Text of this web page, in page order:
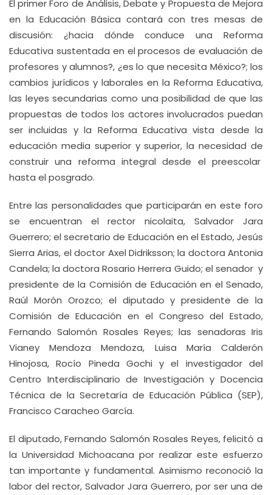
El primer Foro de Análisis, Debate y Propuesta de Mejora
en la Educación Básica contará con tres mesas de
discusión: ¿hacia dónde conduce una Reforma
Educativa sustentada en el procesos de evaluación de
profesores y alumnos?, ¿es lo que necesita México?; los
cambios jurídicos y laborales en la Reforma Educativa,
las leyes secundarias como una posibilidad de que las
propuestas de todos los actores involucrados puedan
ser incluidas y la Reforma Educativa vista desde la
educación media superior y superior, la necesidad de
construir una reforma integral desde el preescolar
hasta el posgrado.
Entre las personalidades que participarán en este foro
se encuentran el rector nicolaita, Salvador Jara
Guerrero; el secretario de Educación en el Estado, Jesús
Sierra Arias, el doctor Axel Didriksson; la doctora Antonia
Candela; la doctora Rosario Herrera Guido; el senador y
presidente de la Comisión de Educación en el Senado,
Raúl Morón Orozco; el diputado y presidente de la
Comisión de Educación en el Congreso del Estado,
Fernando Salomón Rosales Reyes; las senadoras Iris
Vianey Mendoza Mendoza, Luisa María Calderón
Hinojosa, Rocío Pineda Gochi y el investigador del
Centro Interdisciplinario de Investigación y Docencia
Técnica de la Secretaría de Educación Pública (SEP),
Francisco Caracheo García.
El diputado, Fernando Salomón Rosales Reyes, felicitó a
la Universidad Michoacana por realizar este esfuerzo
tan importante y fundamental. Asimismo reconoció la
labor del rector, Salvador Jara Guerrero, por ser una de